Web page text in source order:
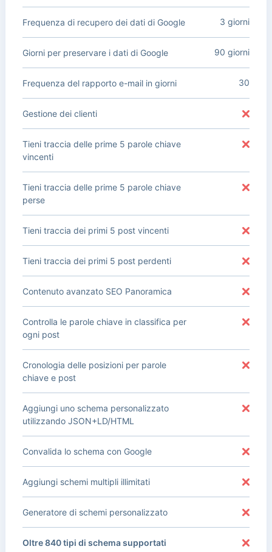
Frequenza di recupero dei dati di Google 3 giorni
Giorni per preservare i dati di Google 90 giorni
Frequenza del rapporto e-mail in giorni 30
Gestione dei clienti
Tieni traccia delle prime 5 parole chiave
vincenti
Tieni traccia delle prime 5 parole chiave
perse
Tieni traccia dei primi 5 post vincenti
Tieni traccia dei primi 5 post perdenti
Contenuto avanzato SEO Panoramica
Controlla le parole chiave in classifica per
ogni post
Cronologia delle posizioni per parole
chiave e post
Aggiungi uno schema personalizzato
utilizzando JSON+LD/HTML
Convalida lo schema con Google
Aggiungi schemi multipli illimitati
Generatore di schemi personalizzato
Oltre 840 tipi di schema supportati